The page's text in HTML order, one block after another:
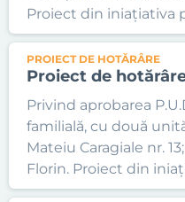
Proiect din iniațiativa
PROIECT DE HOTĂRÂRE
Proiect de
Privind aprobarea
familială, cu două
Mateiu Caragiale nr.
Florin. Proiect din